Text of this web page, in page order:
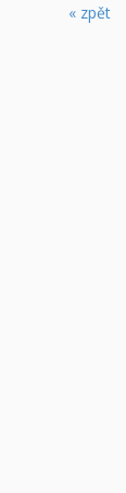
« zpět